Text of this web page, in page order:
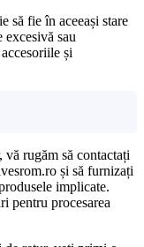
să fie în aceeași stare
excesivă sau
și
rugăm să contactați
și să furnizați
implicate.
pentru procesarea